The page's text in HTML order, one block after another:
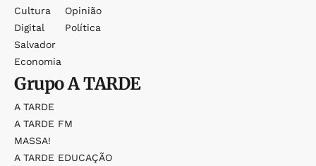
Cultura
Digital
Salvador
Economia
Opinião
Política
GrupoA TARDE
A TARDE
A TARDE FM
MASSA!
A TARDE EDUCAÇÃO